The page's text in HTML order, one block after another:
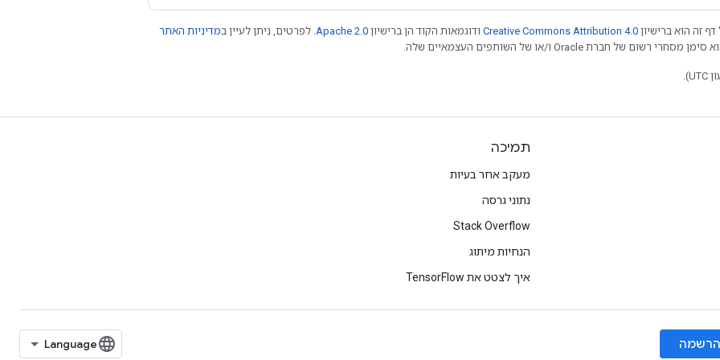
זה הוא ברישיון Creative Commons Attribution 4.0 ודוגמאות הקוד הן ברישיון Apache 2.0 . לפרטים, ניתן לעיין במדיניות האתר
תמיכה
מעקב אחר בעיות
נתוני גרסה
Stack Overflow
הנחיות מיתוג
איך לצטט את TensorFlow
הרשמה